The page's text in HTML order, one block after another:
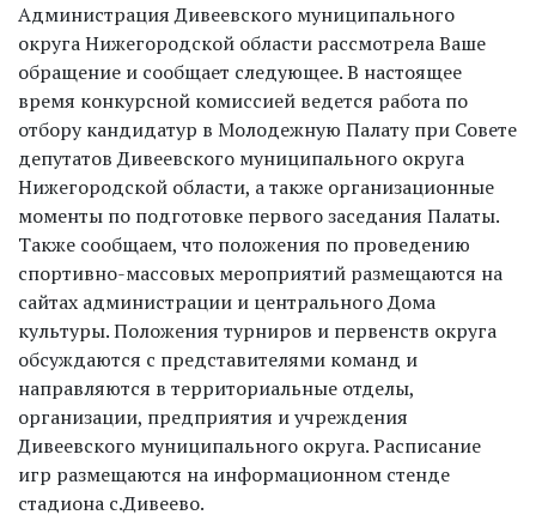
Администрация Дивеевского муниципального
округа Нижегородской области рассмотрела Ваше
обращение и сообщает следующее. В настоящее
время конкурсной комиссией ведется работа по
отбору кандидатур в Молодежную Палату при Совете
депутатов Дивеевского муниципального округа
Нижегородской области, а также организационные
моменты по подготовке первого заседания Палаты.
Также сообщаем, что положения по проведению
спортивно-массовых мероприятий размещаются на
сайтах администрации и центрального Дома
культуры. Положения турниров и первенств округа
обсуждаются с представителями команд и
направляются в территориальные отделы,
организации, предприятия и учреждения
Дивеевского муниципального округа. Расписание
игр размещаются на информационном стенде
стадиона с.Дивеево.